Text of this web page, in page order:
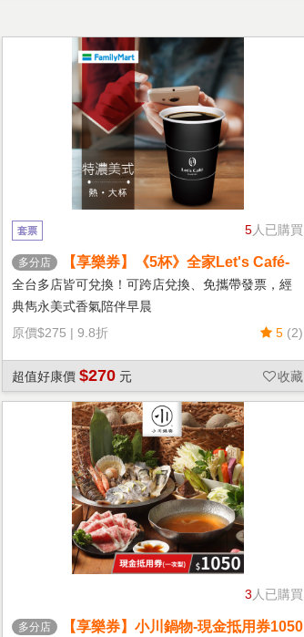
5人已購買
套票
多分店
【享樂券】《5杯》全家Let's Café-
熱特濃美式(大杯)
全台多店皆可兌換！可跨店兌換、免攜帶發票，經
典雋永美式香氣陪伴早晨
原價$275 | 9.8折 5 (2)
超值好康價 $270 元 收藏
3 人已購買
多分店
【享樂券】小川鍋物-現金抵用券1050